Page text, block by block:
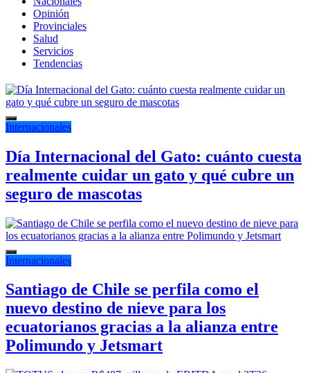
Opinión
Provinciales
Salud
Servicios
Tendencias
Internacionales
Día Internacional del Gato: cuánto cuesta
realmente cuidar un gato y qué cubre un
seguro de mascotas
Internacionales
Santiago de Chile se perfila como el
nuevo destino de nieve para los
ecuatorianos gracias a la alianza entre
Polimundo y Jetsmart